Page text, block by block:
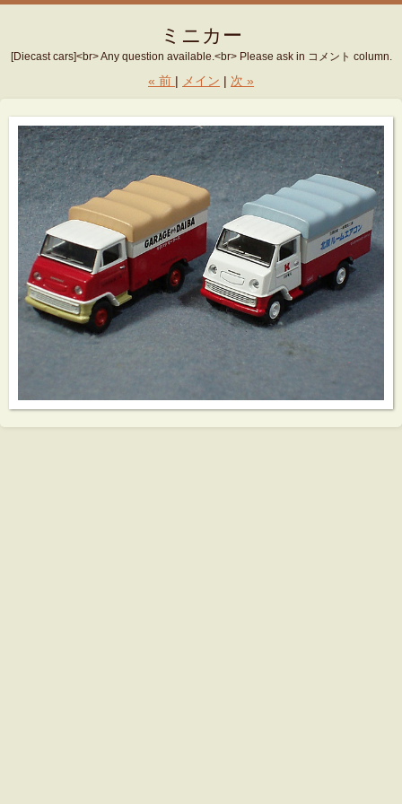
ミニカー
[Diecast cars]<br> Any question available.<br> Please ask in コメント column.
« 前 メイン 次 »